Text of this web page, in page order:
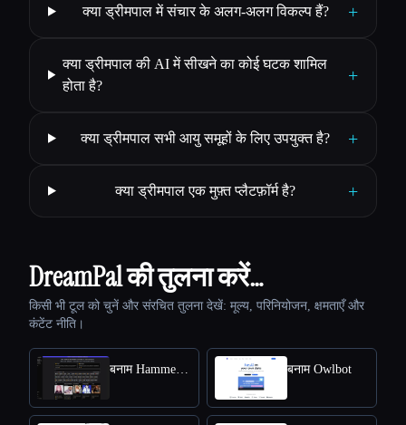
क्या ड्रीमपाल में संचार के अलग-अलग विकल्प हैं? +
क्या ड्रीमपाल की AI में सीखने का कोई घटक शामिल
होता है?
+
क्या ड्रीमपाल सभी आयु समूहों के लिए उपयुक्त है? +
क्या ड्रीमपाल एक मुफ़्त प्लैटफ़ॉर्म है? +
DreamPal की तुलना करें…
किसी भी टूल को चुनें और संरचित तुलना देखें: मूल्य, परिनियोजन, क्षमताएँ और
कंटेंट नीति।
बनाम Owlbot